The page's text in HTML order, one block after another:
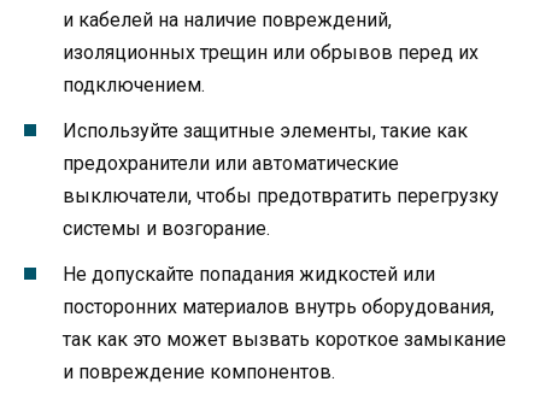
и кабелей на наличие повреждений,
изоляционных трещин или обрывов перед их
подключением.
Используйте защитные элементы, такие как
предохранители или автоматические
выключатели, чтобы предотвратить перегрузку
системы и возгорание.
Не допускайте попадания жидкостей или
посторонних материалов внутрь оборудования,
так как это может вызвать короткое замыкание
и повреждение компонентов.